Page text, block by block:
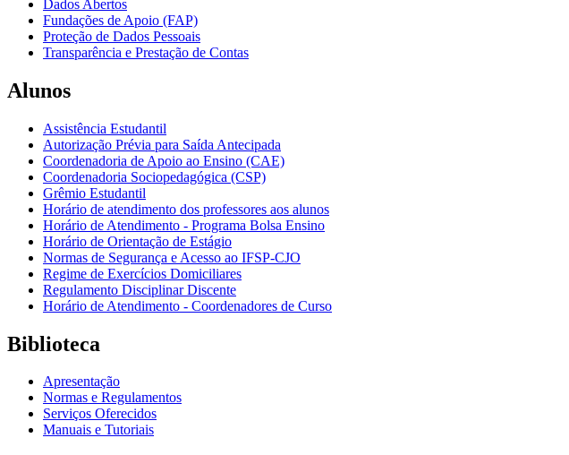
Dados Abertos
Fundações de Apoio (FAP)
Proteção de Dados Pessoais
Transparência e Prestação de Contas
Alunos
Assistência Estudantil
Autorização Prévia para Saída Antecipada
Coordenadoria de Apoio ao Ensino (CAE)
Coordenadoria Sociopedagógica (CSP)
Grêmio Estudantil
Horário de atendimento dos professores aos alunos
Horário de Atendimento - Programa Bolsa Ensino
Horário de Orientação de Estágio
Normas de Segurança e Acesso ao IFSP-CJO
Regime de Exercícios Domiciliares
Regulamento Disciplinar Discente
Horário de Atendimento - Coordenadores de Curso
Biblioteca
Apresentação
Normas e Regulamentos
Serviços Oferecidos
Manuais e Tutoriais